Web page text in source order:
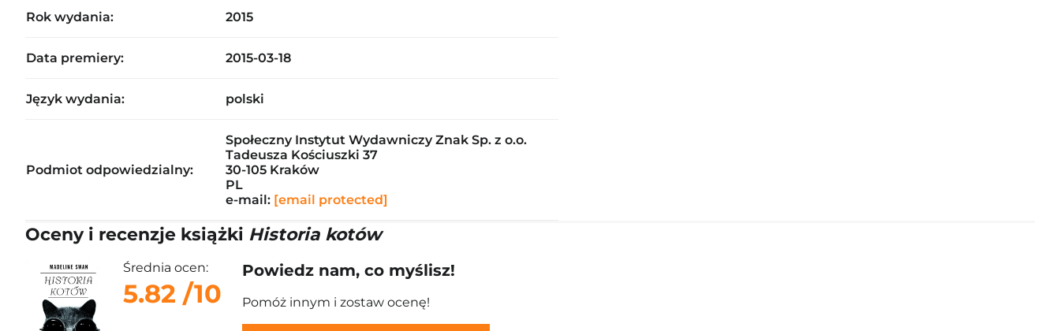
Rok wydania: 2015
Data premiery: 2015-03-18
Język wydania: polski
Podmiot odpowiedzialny:
Społeczny Instytut Wydawniczy Znak Sp. z o.o.
Tadeusza Kościuszki 37
30-105 Kraków
PL
e-mail: [email protected]
Oceny i recenzje książki Historia kotów
Średnia ocen:
5.82 /10
Powiedz nam, co myślisz!
Pomóż innym i zostaw ocenę!